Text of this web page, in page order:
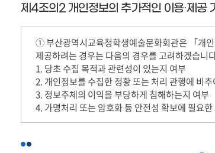
제4조의2 개인정보의 추가적인 이용·제공
① 부산광역시교육청학생예술문화회관은 「개
제공하려는 경우는 다음의 경우를 고려하겠습니
1. 당초 수집 목적과 관련성이 있는지 여부
2. 개인정보를 수집한 정황 또는 처리 관행에 비
3. 정보주체의 이익을 부당하게 침해하는지 여부
4. 가명처리 또는 암호화 등 안전성 확보에 필요